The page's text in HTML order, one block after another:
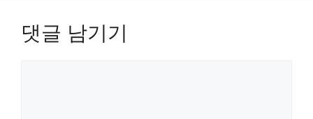
댓글 남기기